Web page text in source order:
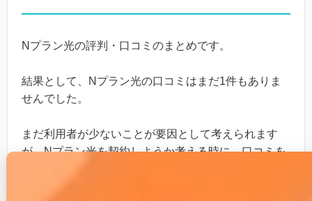
Nプラン光の評判・口コミのまとめです。
結果として、Nプラン光の口コミはまだ1件もありま
せんでした。
まだ利用者が少ないことが要因として考えられます
が、Nプラン光を契約しようか考える時に、口コミを